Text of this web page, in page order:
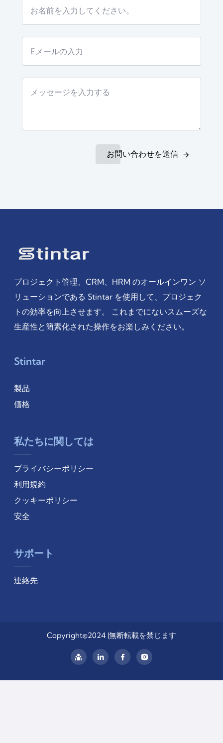
お問い合わせを送信
プロジェクト管理、CRM、HRM のオールインワン ソ
リューションである Stintar を使用して、プロジェク
トの効率を向上させます。 これまでにないスムーズな
生産性と簡素化された操作をお楽しみください。
Stintar
製品
価格
私たちに関しては
プライバシーポリシー
利用規約
クッキーポリシー
安全
サポート
連絡先
Copyright©2024 |無断転載を禁じます
ン